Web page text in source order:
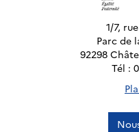
1/7,
Parc de
92298
Tél :